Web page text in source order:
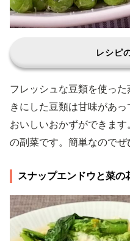
レシピ
フレッシュな豆類を使っ
きにした豆類は甘味があ
おいしいおかずができま
の副菜です。簡単なのでぜ
スナップエンドウと菜の